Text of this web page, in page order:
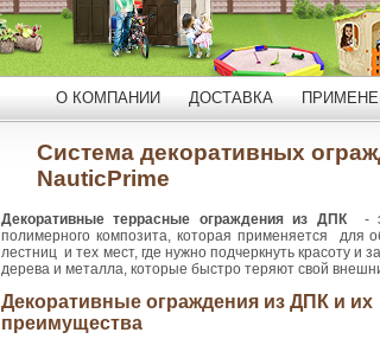
О КОМПАНИИ ДОСТАВКА
Система декоративных
NauticPrime
Декоративные террасные ограждения из ДПК
-
полимерного композита, которая применяется для
лестниц и тех мест, где нужно подчеркнуть красоту
дерева и металла, которые быстро теряют свой
Декоративные ограждения из ДПК и их
преимущества